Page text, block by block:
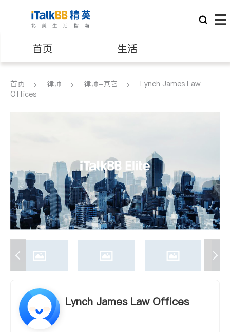
首页 生活
医生 律师
养老 非盈利组织
首页 律师 律师-其它
Lynch James Law
Offices
Lynch James Law Offices